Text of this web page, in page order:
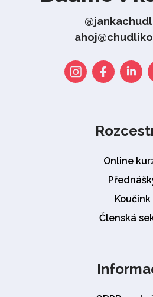
Online
Koučink
Členská